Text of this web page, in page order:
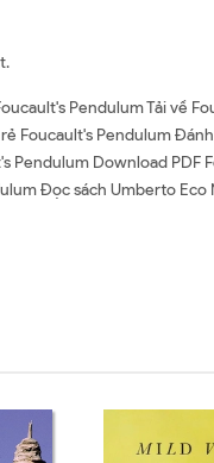
Pendulum Tải về
Foucault's Pendulum
Pendulum Download PDF
Đọc sách Umberto Eco